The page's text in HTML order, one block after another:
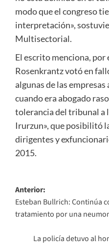
modo que el congreso
interpretación»,
Multisectorial.
El escrito menciona, por
Rosenkrantz votó en
algunas de las
cuando era abogado
tolerancia del tribunal a
Irurzun», que posibilitó
dirigentes y
2015.
Navegación
de
entradas
Anterior:
Esteban Bullrich: Continúa
tratamiento por una
La policía detuvo al